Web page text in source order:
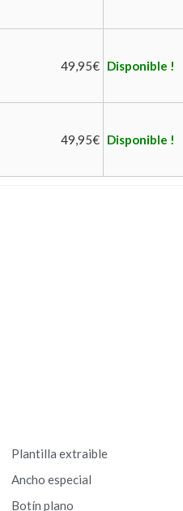
49,95€ Disponible !
49,95€ Disponible !
Plantilla extraible
Ancho especial
Botín plano